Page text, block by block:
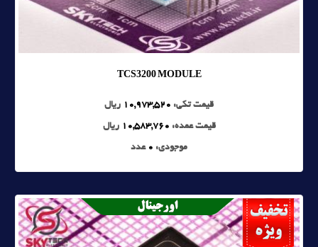
TCS3200 MODULE
قیمت تکی: 10,973,520 ریال
قیمت عمده: 10,583,760 ریال
موجودی: 0 عدد